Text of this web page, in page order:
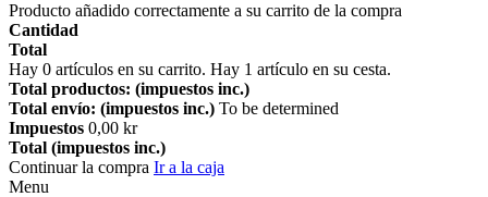
Producto añadido correctamente a su carrito de la compra
Cantidad
Total
Hay 0 artículos en su carrito. Hay 1 artículo en su cesta.
Total productos: (impuestos inc.)
Total envío: (impuestos inc.) To be determined
Impuestos 0,00 kr
Total (impuestos inc.)
Continuar la compra Ir a la caja
Menu